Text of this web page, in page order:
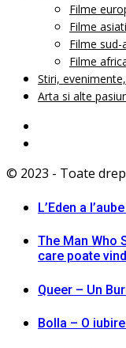
Filme
Filme
Filme sud-
Filme
Stiri,
Arta si alte
© 2023 - Toate
L’Eden a
The Man Who
care poate
Queer – Un
Bolla – O